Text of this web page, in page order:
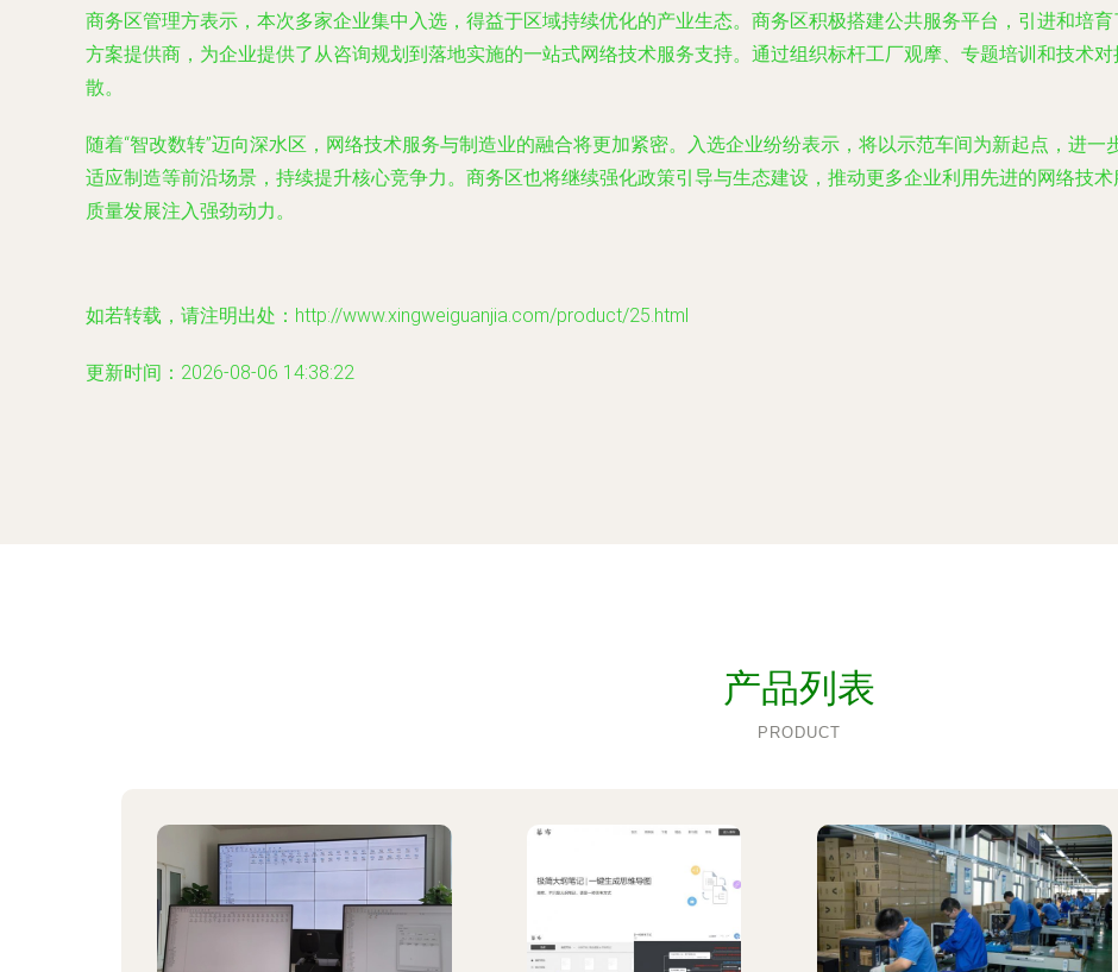
商务区管理方表示，本次多家企业集中入选，得益于区域持续优化的产业生态。商务区积极搭建公共服务平台，引进和培
方案提供商，为企业提供了从咨询规划到落地实施的一站式网络技术服务支持。通过组织标杆工厂观摩、专题培训和技术
散。
随着“智改数转”迈向深水区，网络技术服务与制造业的融合将更加紧密。入选企业纷纷表示，将以示范车间为新起点，进
适应制造等前沿场景，持续提升核心竞争力。商务区也将继续强化政策引导与生态建设，推动更多企业利用先进的网络技
质量发展注入强劲动力。
如若转载，请注明出处：http://www.xingweiguanjia.com/product/25.html
更新时间：2026-08-06 14:38:22
产品列表
PRODUCT